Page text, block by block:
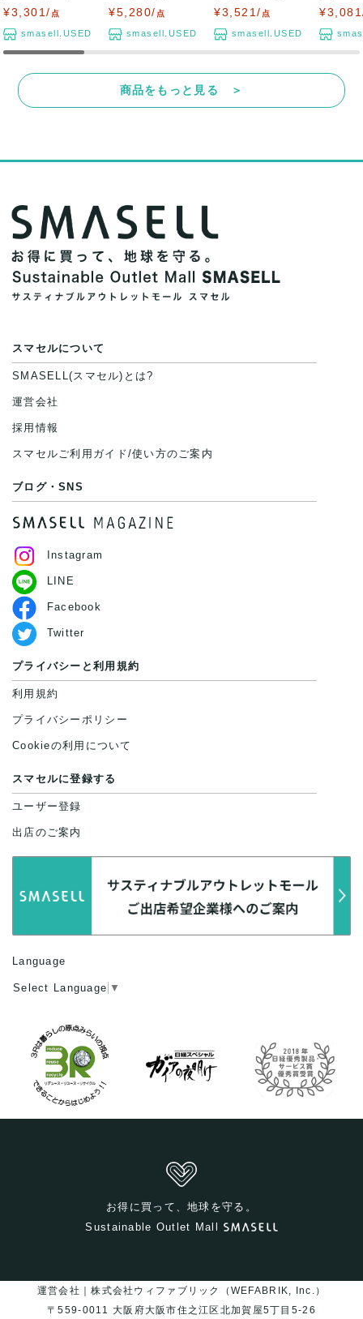
ロペットスカー...
¥3,301/ 点
smasell.USED
ジャンパースカ...
¥5,280/ 点
smasell.USED
ト サロペットス...
¥3,521/ 点
smasell.USED
ト ワイ
商品をもっと見る ＞
スマセルについて
SMASELL(スマセル)とは?
運営会社
採用情報
スマセルご利用ガイド/使い方のご案内
ブログ・SNS
Instagram
LINE
Facebook
Twitter
プライバシーと利用規約
利用規約
プライバシーポリシー
Cookieの利用について
スマセルに登録する
ユーザー登録
出店のご案内
Language
Select Language ▼
お得に買って、地球を守る。
Sustainable Outlet Mall
運営会社｜株式会社ウィファブリック（WEFABRIK, Inc.）
〒559-0011 大阪府大阪市住之江区北加賀屋5丁目5-26